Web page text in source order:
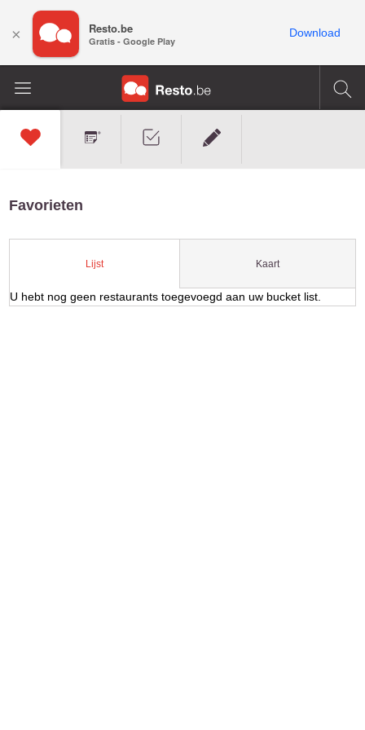
Favorieten
Lijst Kaart
U hebt nog geen restaurants toegevoegd aan uw bucket list.
× Resto.be
Gratis - Google Play
Download